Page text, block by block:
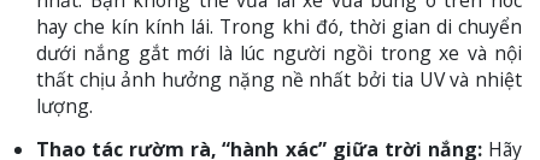
hay che kín kính lái. Trong khi đó, thời gian di chuyển
dưới nắng gắt mới là lúc người ngồi trong xe và nội
thất chịu ảnh hưởng nặng nề nhất bởi tia UV và nhiệt
lượng.
Thao tác rườm rà, “hành xác” giữa trời nắng:Hãy